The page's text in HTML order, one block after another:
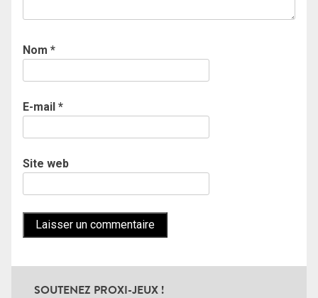
Nom *
E-mail *
Site web
SOUTENEZ PROXI-JEUX !